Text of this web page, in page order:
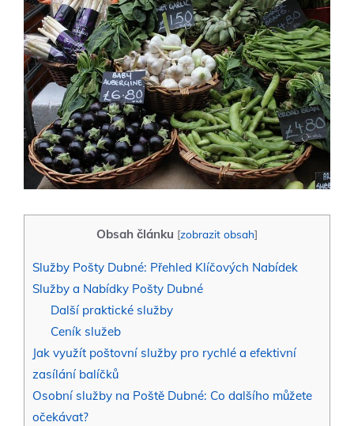
Obsah článku [zobrazit obsah]
Služby Pošty Dubné: Přehled Klíčových Nabídek
Služby a Nabídky Pošty Dubné
Další praktické služby
Ceník služeb
Jak využít poštovní služby pro rychlé a efektivní
zasílání balíčků
Osobní služby na Poště Dubné: Co dalšího můžete
očekávat?